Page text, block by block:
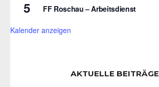
5 FF Roschau – Arbeitsdienst
Kalender anzeigen
AKTUELLE BEITRÄGE